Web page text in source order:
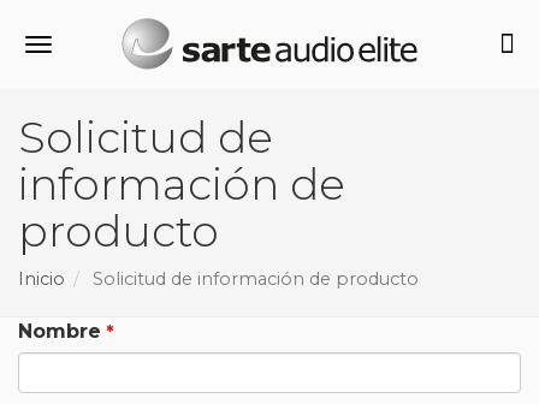
Alternar navegación
Solicitud de
información de
producto
Inicio Solicitud de información de producto
Nombre